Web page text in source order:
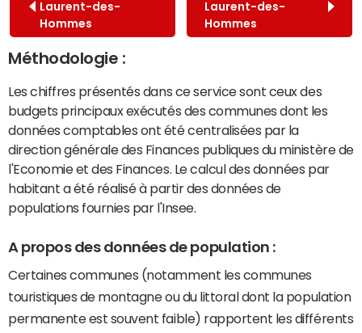
Laurent-des-
Hommes
Laurent-des-
Hommes
Méthodologie :
Les chiffres présentés dans ce service sont ceux des
budgets principaux exécutés des communes dont les
données comptables ont été centralisées par la
direction générale des Finances publiques du ministère de
l'Economie et des Finances. Le calcul des données par
habitant a été réalisé à partir des données de
populations fournies par l'Insee.
A propos des données de population :
Certaines communes (notamment les communes
touristiques de montagne ou du littoral dont la population
permanente est souvent faible) rapportent les différents